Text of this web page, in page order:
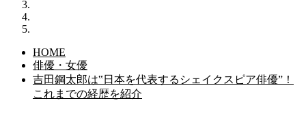
HOME
俳優・女優
吉田鋼太郎は‟日本を代表するシェイクスピア俳優”！
これまでの経歴を紹介